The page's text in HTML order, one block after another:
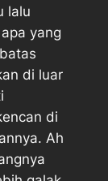
lalu
yang
di luar
di
Ah